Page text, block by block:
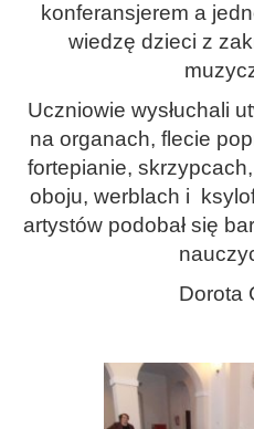
konferansjerem a
wiedzę dzieci z
Uczniowie wysłuchali
na organach, flecie
fortepianie,
oboju, werblach i
artystów podobał się
Dorota